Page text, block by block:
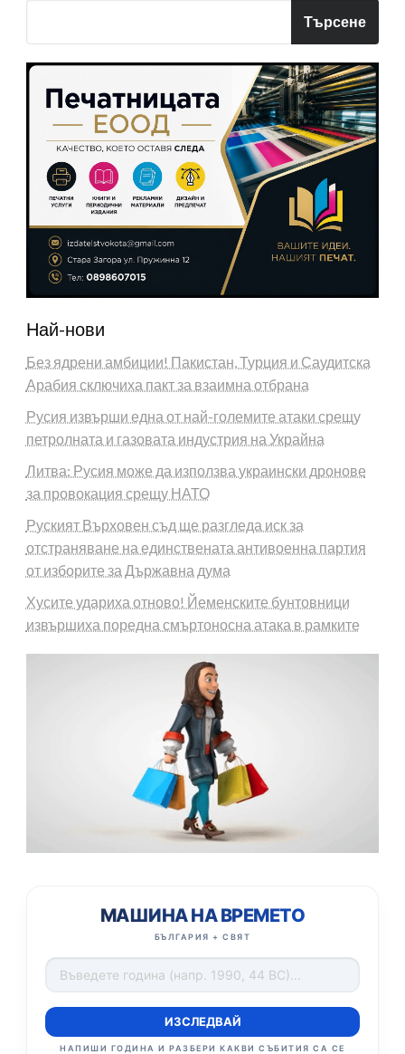
Търсене
Най-нови
Без ядрени амбиции! Пакистан, Турция и Саудитска
Арабия сключиха пакт за взаимна отбрана
Русия извърши една от най-големите атаки срещу
петролната и газовата индустрия на Украйна
Литва: Русия може да използва украински дронове
за провокация срещу НАТО
Руският Върховен съд ще разгледа иск за
отстраняване на единствената антивоенна партия
от изборите за Държавна дума
Хусите удариха отново! Йеменските бунтовници
извършиха поредна смъртоносна атака в рамките
МАШИНА НА ВРЕМЕТО
БЪЛГАРИЯ + СВЯТ
ИЗСЛЕДВАЙ
НАПИШИ ГОДИНА И РАЗБЕРИ КАКВИ СЪБИТИЯ СА СЕ